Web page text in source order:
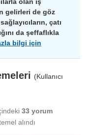
gelirleri de göz
çatı
da şeffaflıkla
bilgi için
(Kullanıcı
33yorum
alındı